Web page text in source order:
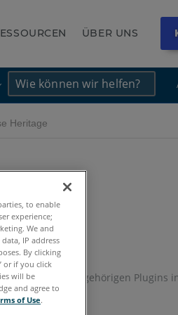
ÜBER UNS
Heritage
und die zugehörigen Plugins
to enable
experience;
We and
IP address
By clicking
or if you click
will be
and agree to
of Use.